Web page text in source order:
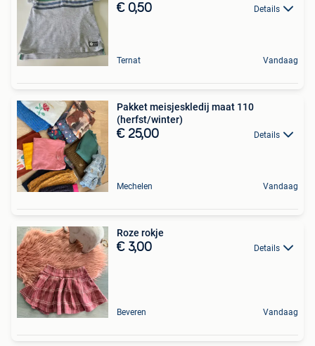
€ 0,50 Details
Ternat Vandaag
Pakket meisjeskledij maat 110
(herfst/winter)
€ 25,00 Details
Mechelen Vandaag
Roze rokje
€ 3,00 Details
Beveren Vandaag